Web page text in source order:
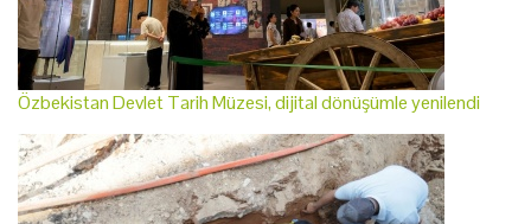
Özbekistan Devlet Tarih Müzesi, dijital dönüşümle yenilendi